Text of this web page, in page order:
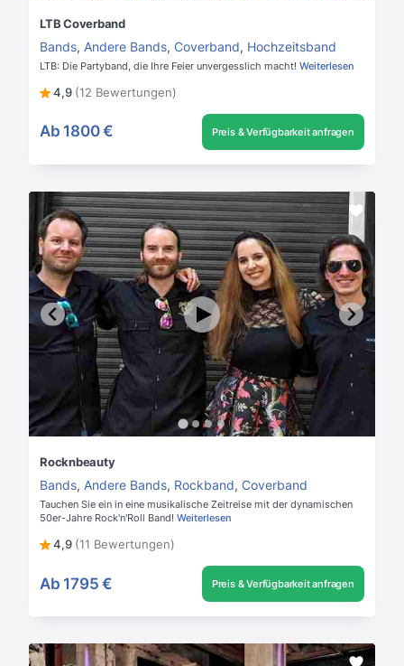
LTB Coverband
Bands, Andere Bands, Coverband, Hochzeitsband
LTB: Die Partyband, die Ihre Feier unvergesslich macht! Weiterlesen
4,9 (12 Bewertungen)
Ab 1800 € Preis & Verfügbarkeit anfragen
Rocknbeauty
Bands, Andere Bands, Rockband, Coverband
Tauchen Sie ein in eine musikalische Zeitreise mit der dynamischen
50er-Jahre Rock'n'Roll Band! Weiterlesen
4,9 (11 Bewertungen)
Ab 1795 € Preis & Verfügbarkeit anfragen